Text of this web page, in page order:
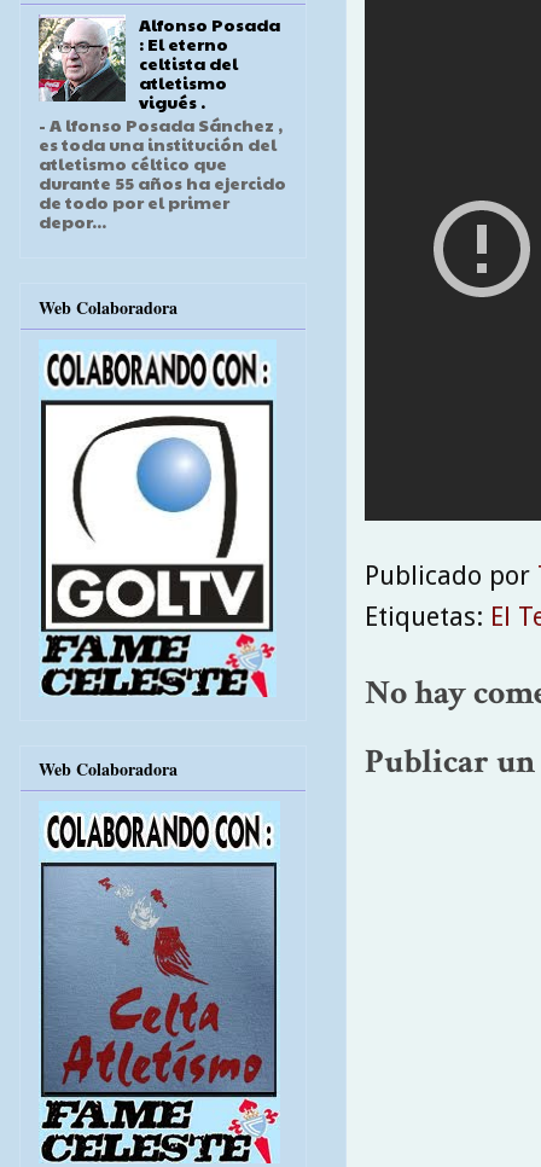
Publicado por
Etiquetas: El
No hay
Publicar
Alfonso Posada
: El eterno
celtista del
atletismo
vigués .
- A lfonso Posada Sánchez ,
es toda una institución del
atletismo céltico que
durante 55 años ha ejercido
de todo por el primer
depor...
Web Colaboradora
Web Colaboradora